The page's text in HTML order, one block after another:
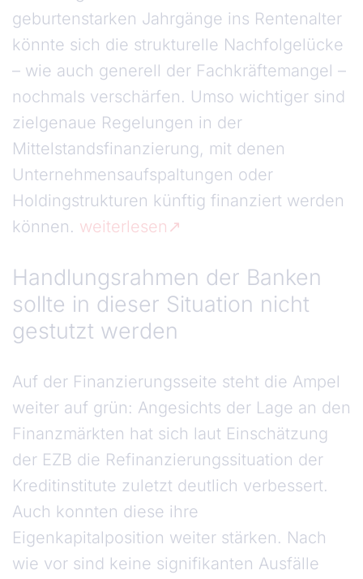
geburtenstarken Jahrgänge ins Rentenalter
könnte sich die strukturelle Nachfolgelücke
– wie auch generell der Fachkräftemangel –
nochmals verschärfen. Umso wichtiger sind
zielgenaue Regelungen in der
Mittelstandsfinanzierung, mit denen
Unternehmensaufspaltungen oder
Holdingstrukturen künftig finanziert werden
können. weiterlesen
Handlungsrahmen der Banken
sollte in dieser Situation nicht
gestutzt werden
Auf der Finanzierungsseite steht die Ampel
weiter auf grün: Angesichts der Lage an den
Finanzmärkten hat sich laut Einschätzung
der EZB die Refinanzierungssituation der
Kreditinstitute zuletzt deutlich verbessert.
Auch konnten diese ihre
Eigenkapitalposition weiter stärken. Nach
wie vor sind keine signifikanten Ausfälle